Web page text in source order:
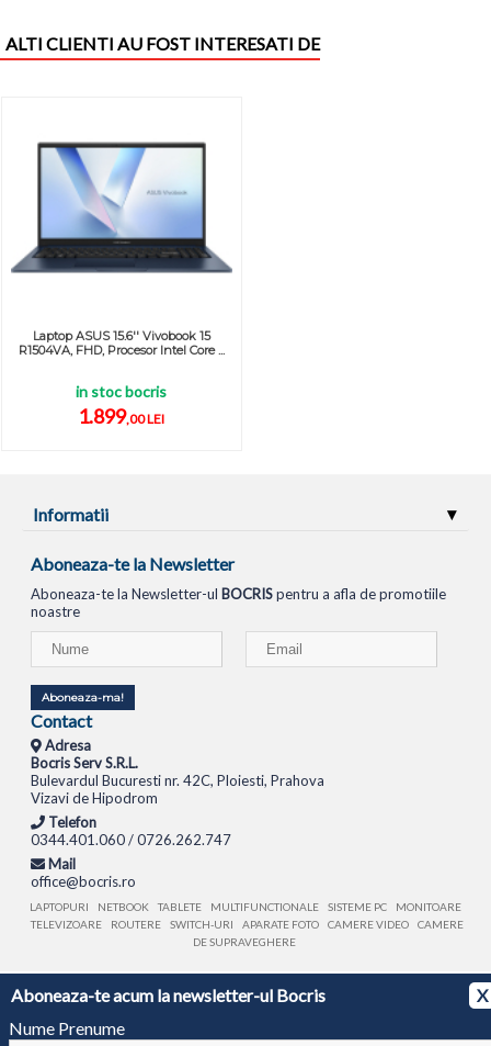
Aboneaza-te acum la newsletter-ul Bocris
X
Nume Prenume
ALTI CLIENTI AU FOST INTERESATI DE
Laptop ASUS 15.6'' Vivobook 15
R1504VA, FHD, Procesor Intel Core ...
in stoc bocris
1.899,00 LEI
Informatii
Aboneaza-te la Newsletter
Aboneaza-te la Newsletter-ul BOCRISpentru a afla de promotiile
noastre
Aboneaza-ma!
Contact
Adresa
Bocris Serv S.R.L.
Bulevardul Bucuresti nr. 42C, Ploiesti, Prahova
Vizavi de Hipodrom
Telefon
0344.401.060 / 0726.262.747
Mail
office@bocris.ro
LAPTOPURI NETBOOK TABLETE MULTIFUNCTIONALE SISTEME PC
MONITOARE
TELEVIZOARE
ROUTERE SWITCH-URI APARATE FOTO CAMERE VIDEO
CAMERE
DE SUPRAVEGHERE
© 1994 - 2026 BOCRIS SERV S.R.L. | CUI: RO6260085, REG. COM.: J29/2413/1994